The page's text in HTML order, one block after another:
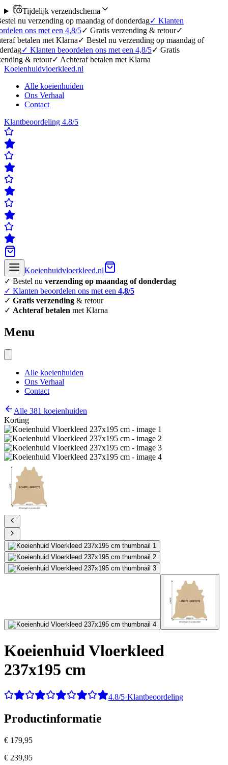
Tijdelijk verzendschema
op maandag of donderdag✓Klanten
met een 4,8/5✓Gratis verzending & retour✓
met Klarna✓Bestel nu verzending op maandag of
beoordelen ons met een 4,8/5✓Gratis
✓Achteraf betalen met Klarna
Koeienhuidvloerkleed.nl
Alle koeienhuiden
Ons Verhaal
Contact
Klantbeoordeling 4.8/5
Koeienhuidvloerkleed.nl
✓ Bestel nu verzending op maandag of donderdag
✓ Klanten beoordelen ons met een 4,8/5
✓ Gratis verzending & retour
✓ Achteraf betalen met Klarna
Menu
Alle koeienhuiden
Ons Verhaal
Contact
Alle 381 koeienhuiden
Korting
Koeienhuid Vloerkleed
237x195 cm
4.8/5·Klantbeoordeling
Productinformatie
€ 179,95
€ 239,95